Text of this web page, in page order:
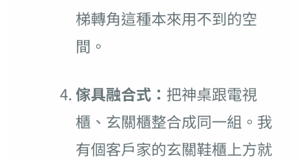
梯轉角這種本來用不到的空
間。
傢具融合式： 把神桌跟電視
櫃、玄關櫃整合成同一組。我
有個客戶家的玄關鞋櫃上方就